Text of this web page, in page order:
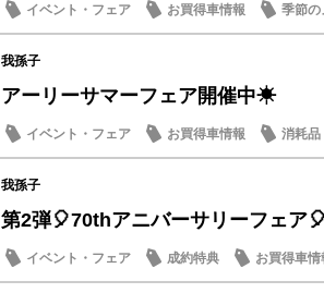
イベント・フェア お買得車情報
季節の
メンテナンス商品
日産のお店
我孫子
アーリーサマーフェア開催中☀
イベント・フェア お買得車情報
消耗品
日産のお店
我孫子
第2弾🎈70thアニバーサリーフェア
イベント・フェア 成約特典 お買得車情